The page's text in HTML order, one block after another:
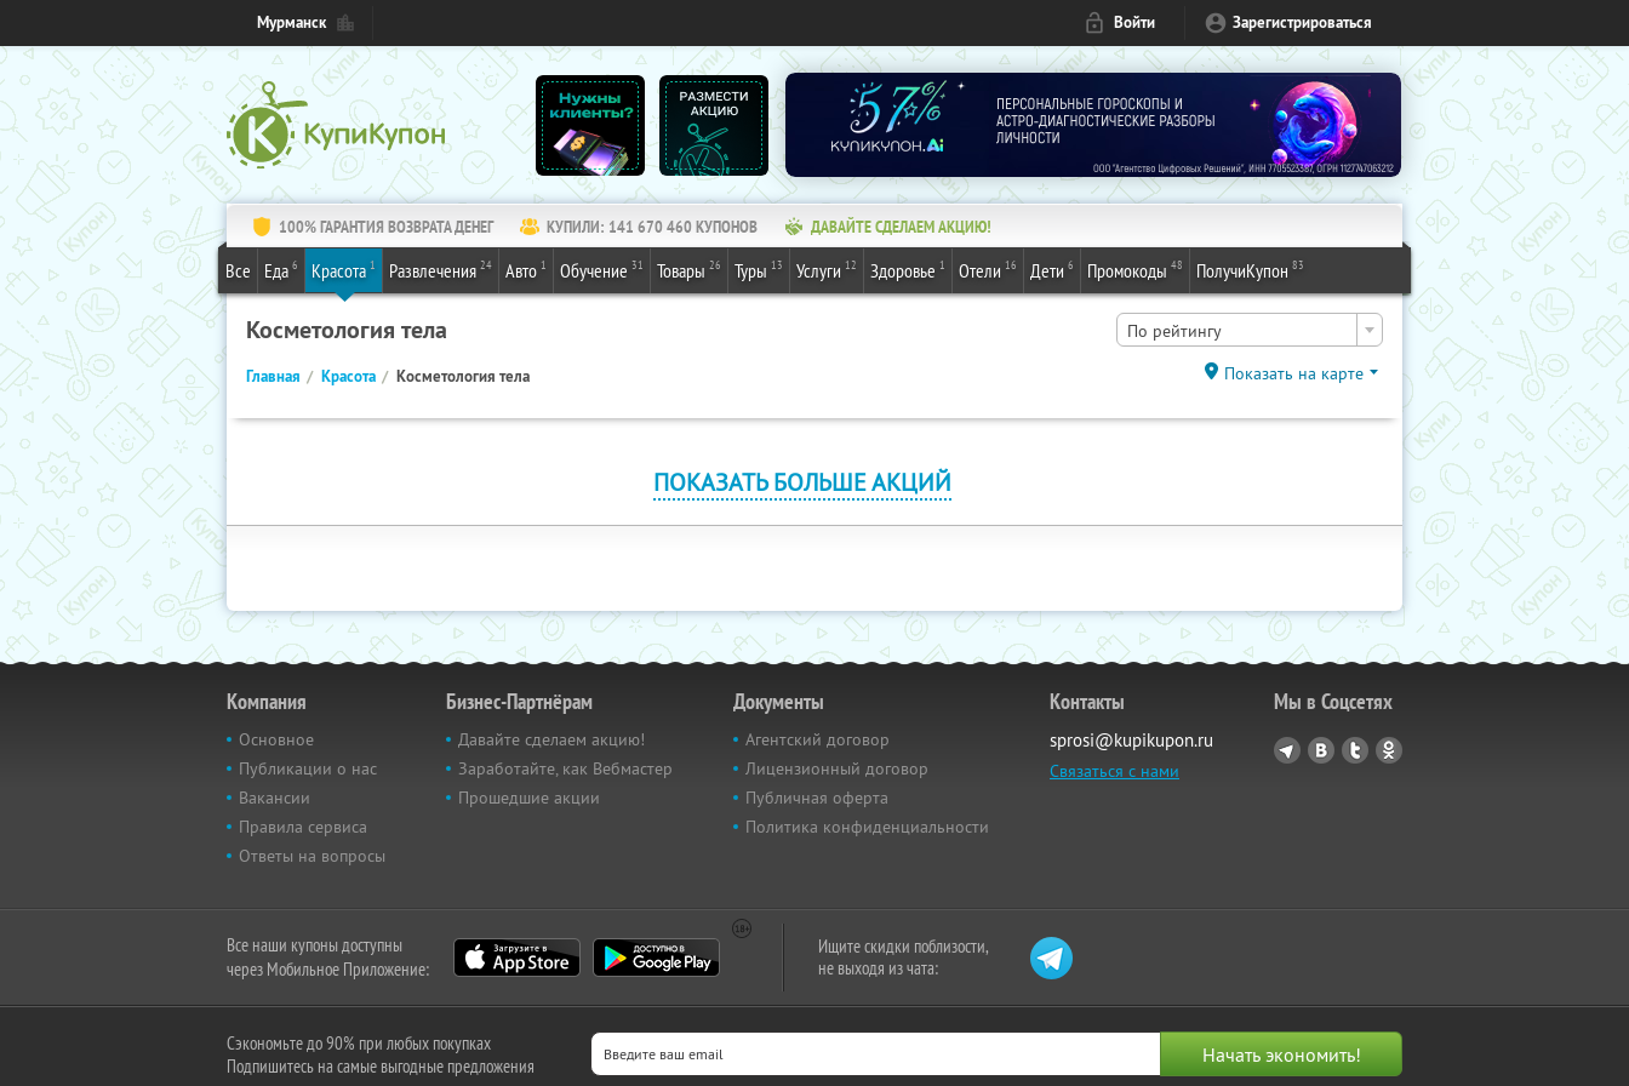
Мурманск Войти Зарегистрироваться
100% ГАРАНТИЯ ВОЗВРАТА ДЕНЕГ КУПИЛИ: 141 670 460КУПОНОВ ДАВАЙТЕ СДЕЛАЕМ АКЦИЮ!
Все Еда 6 Красота 1 Развлечения 24 Авто 1 Обучение 31 Товары 26 Туры 13 Услуги 12 Здоровье 1 Отели 16 Дети 6 Промокоды 48 ПолучиКупон 83
Косметология тела По рейтингу
Главная Красота Косметология тела Показать на карте
ПОКАЗАТЬ БОЛЬШЕ АКЦИЙ
Компания
Основное
Публикации о нас
Вакансии
Правила сервиса
Ответы на вопросы
Бизнес-Партнёрам
Давайте сделаем акцию!
Заработайте, как Вебмастер
Прошедшие акции
Документы
Агентский договор
Лицензионный договор
Публичная оферта
Политика конфиденциальности
Контакты
sprosi@kupikupon.ru
Связаться с нами
Мы в Соцсетях
Все наши купоны доступны
через Мобильное Приложение:
Ищите скидки поблизости,
не выходя из чата:
Сэкономьте до 90% при любых покупках
Подпишитесь на самые выгодные предложения